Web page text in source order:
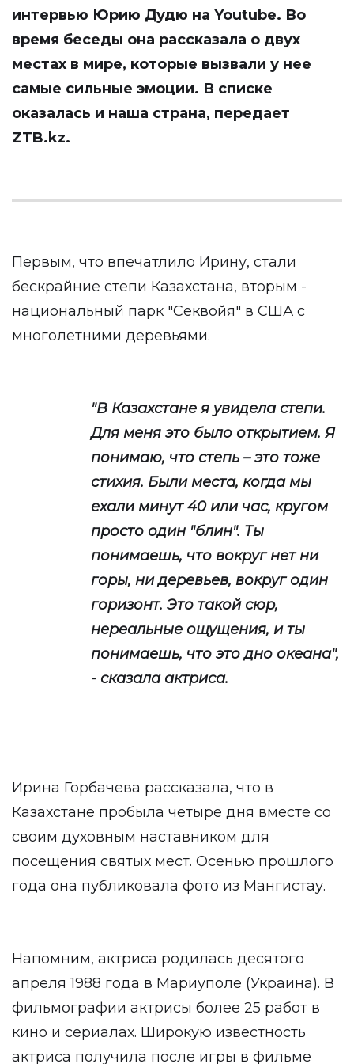
интервью Юрию Дудю на Youtube. Во
время беседы она рассказала о двух
местах в мире, которые вызвали у нее
самые сильные эмоции. В списке
оказалась и наша страна, передает
ZTB.kz.
Первым, что впечатлило Ирину, стали
бескрайние степи Казахстана, вторым -
национальный парк "Секвойя" в США с
многолетними деревьями.
"В Казахстане я увидела степи.
Для меня это было открытием. Я
понимаю, что степь – это тоже
стихия. Были места, когда мы
ехали минут 40 или час, кругом
просто один "блин". Ты
понимаешь, что вокруг нет ни
горы, ни деревьев, вокруг один
горизонт. Это такой сюр,
нереальные ощущения, и ты
понимаешь, что это дно океана",
- сказала актриса.
Ирина Горбачева рассказала, что в
Казахстане пробыла четыре дня вместе со
своим духовным наставником для
посещения святых мест. Осенью прошлого
года она публиковала фото из Мангистау.
Напомним, актриса родилась десятого
апреля 1988 года в Мариуполе (Украина). В
фильмографии актрисы более 25 работ в
кино и сериалах. Широкую известность
актриса получила после игры в фильме